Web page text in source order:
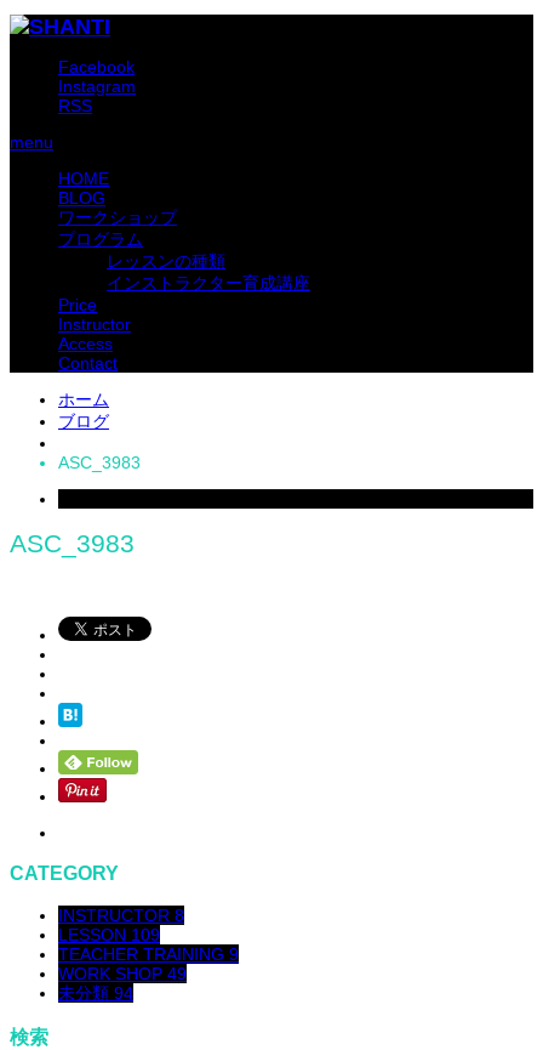
Facebook
Instagram
RSS
menu
HOME
BLOG
ワークショップ
プログラム
レッスンの種類
インストラクター育成講座
Price
Instructor
Access
Contact
ホーム
ブログ
ASC_3983
ASC_3983
CATEGORY
INSTRUCTOR 8
LESSON 109
TEACHER TRAINING 9
WORK SHOP 49
未分類 94
検索